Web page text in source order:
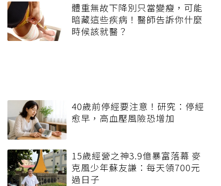
體重無故下降別只當變瘦，可能
暗藏這些疾病！醫師告訴你什麼
時候該就醫？
40歲前停經要注意！研究：停經
愈早，高血壓風險恐增加
15歲經營之神3.9億暴富落幕 麥
克風少年蘇友謙：每天領700元
過日子